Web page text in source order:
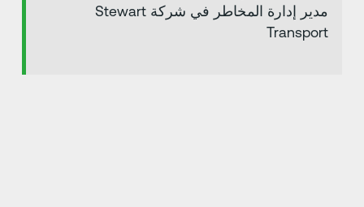
مدير إدارة المخاطر في شركة Stewart
Transport